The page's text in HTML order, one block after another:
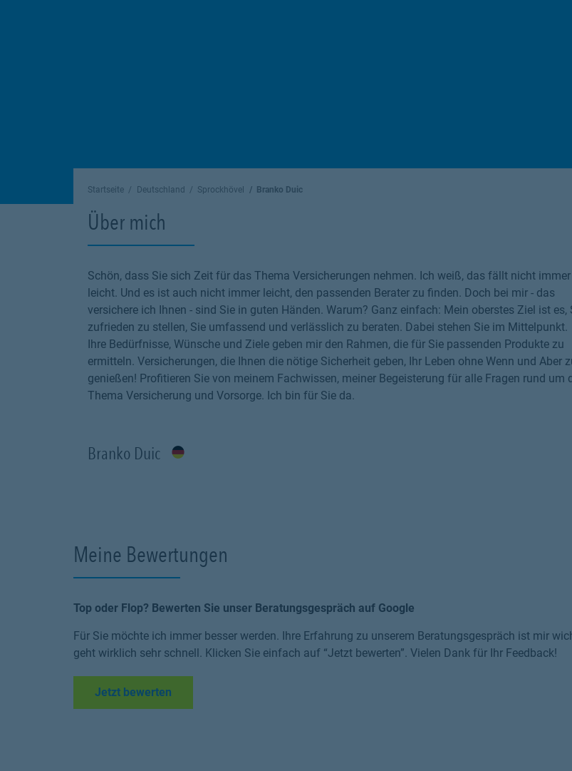
Startseite Deutschland Sprockhövel Branko Duic
Über mich
Schön, dass Sie sich Zeit für das Thema Versicherungen nehmen. Ich weiß, das fällt nicht immer
leicht. Und es ist auch nicht immer leicht, den passenden Berater zu finden. Doch bei mir - das
versichere ich Ihnen - sind Sie in guten Händen. Warum? Ganz einfach: Mein oberstes Ziel ist es,
zufrieden zu stellen, Sie umfassend und verlässlich zu beraten. Dabei stehen Sie im Mittelpunkt.
Ihre Bedürfnisse, Wünsche und Ziele geben mir den Rahmen, die für Sie passenden Produkte zu
ermitteln. Versicherungen, die Ihnen die nötige Sicherheit geben, Ihr Leben ohne Wenn und Aber
genießen! Profitieren Sie von meinem Fachwissen, meiner Begeisterung für alle Fragen rund um
Thema Versicherung und Vorsorge. Ich bin für Sie da.
Branko Duic
Meine Bewertungen
Top oder Flop? Bewerten Sie unser Beratungsgespräch auf Google
Für Sie möchte ich immer besser werden. Ihre Erfahrung zu unserem Beratungsgespräch ist mir
geht wirklich sehr schnell. Klicken Sie einfach auf “Jetzt bewerten”. Vielen Dank für Ihr Feedback!
Jetzt bewerten